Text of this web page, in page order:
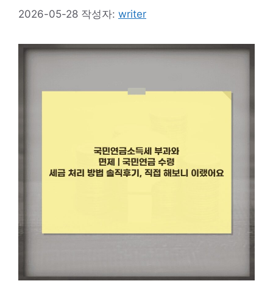
2026-05-28 작성자: writer